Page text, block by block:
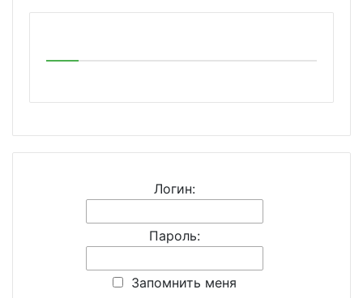
Логин:
Пароль:
Запомнить меня